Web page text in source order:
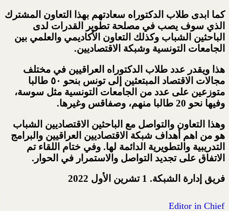
كما ابدى طلاب الدكتوراه سعادتهم بهذا التعاون المشترك
الذي سوف يصب في مصلحة تطوير القدرات لدى
الباحثين الشباب وكذلك التعاون الأكاديمي والعلمي بين
الجامعات التونسية وشبكة الاقتصاديين.
هذا ويقدر عدد طلاب الدكتوراه العراقيين في مختلف
مجالات الاقتصاد المبتعثين إلى تونس بنحو ٥٠ طالبا
متوزعين على عدد من الجامعات التونسية مثل سوسة،
وفيها نحو 20 طالبا منهم، وصفاقس وغيرها.
وهذا التعاون والتواصل مع الباحثين الاقتصاديين الشباب
هو من اهم أهداف شبكة الاقتصاديين العراقيين والبرامج
التدريبية والتطويرية الدائمة لها. وفي ختام اللقاء تم
الاتفاق على تجديد التواصل والاستمرار في الحوار.
فريق إدارة الشبكة. 1 تشرين الأول 2022
Editor in Chief